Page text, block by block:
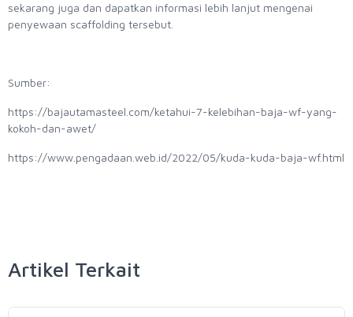
sekarang juga dan dapatkan informasi lebih lanjut mengenai
penyewaan scaffolding tersebut.
Sumber:
https://bajautamasteel.com/ketahui-7-kelebihan-baja-wf-yang-
kokoh-dan-awet/
https://www.pengadaan.web.id/2022/05/kuda-kuda-baja-wf.html
Artikel Terkait